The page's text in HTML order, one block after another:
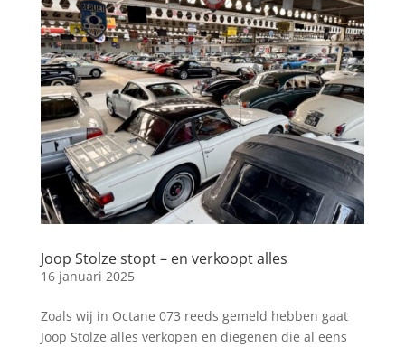
Joop Stolze stopt – en verkoopt alles
16 januari 2025
Zoals wij in Octane 073 reeds gemeld hebben gaat
Joop Stolze alles verkopen en diegenen die al eens